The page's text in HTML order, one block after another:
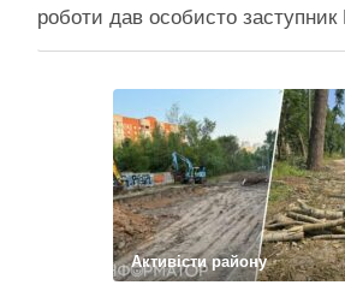
роботи дав особисто
Пантелеєв, що прибув
чи вдасться зберегти ту
що лишилася, – поки невідомо
Поділитися у соцмережах:
Активісти району